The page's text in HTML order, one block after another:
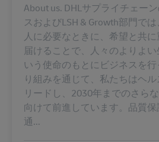
About us. DHLサプライチェー
スおよびLSH & Growth部門で
人に必要なときに、希望と共
届けることで、人々のよりよ
いう使命のもとにビジネスを
り組みを通じて、私たちはヘ
リードし、2030年までのさら
向けて前進しています。品質
通...